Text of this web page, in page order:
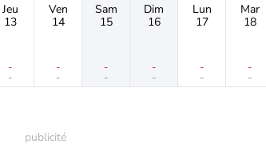
Jeu
13
-
-
Ven
14
-
-
Sam
15
-
-
Dim
16
-
-
Lun
17
-
-
Mar
18
-
-